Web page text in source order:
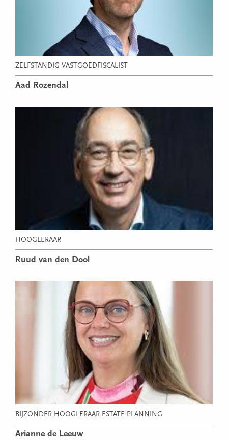
ZELFSTANDIG VASTGOEDFISCALIST
Aad Rozendal
HOOGLERAAR
Ruud van den Dool
BIJZONDER HOOGLERAAR ESTATE PLANNING
Arianne de Leeuw